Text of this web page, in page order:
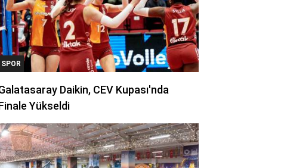
SPOR
Daikin, CEV Kupası'nda
Yükseldi